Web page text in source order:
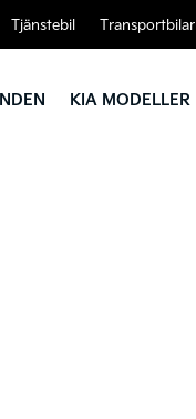
Tjänstebil Transportbilar
KIA MODELLER